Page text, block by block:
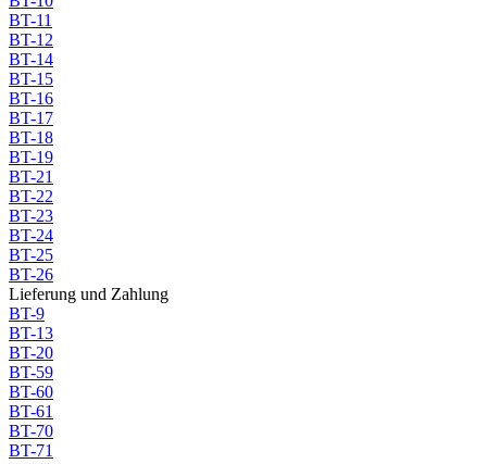
BT-11
BT-12
BT-14
BT-15
BT-16
BT-17
BT-18
BT-19
BT-21
BT-22
BT-23
BT-24
BT-25
BT-26
Lieferung und Zahlung
BT-9
BT-13
BT-20
BT-59
BT-60
BT-61
BT-70
BT-71